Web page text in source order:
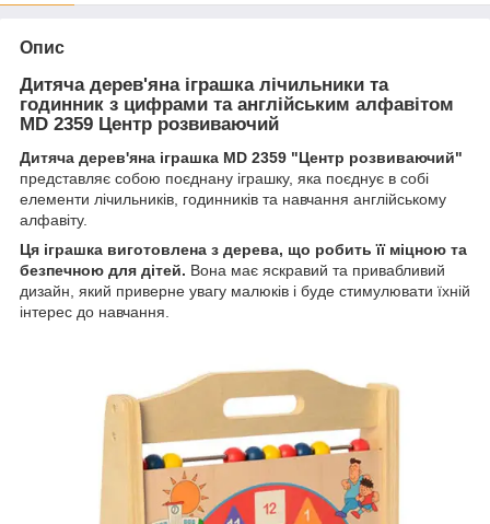
Опис
Дитяча дерев'яна іграшка лічильники та
годинник з цифрами та англійським алфавітом
MD 2359 Центр розвиваючий
Дитяча дерев'яна іграшка MD 2359 "Центр розвиваючий"
представляє собою поєднану іграшку, яка поєднує в собі
елементи лічильників, годинників та навчання англійському
алфавіту.
Ця іграшка виготовлена з дерева, що робить її міцною та
безпечною для дітей. Вона має яскравий та привабливий
дизайн, який приверне увагу малюків і буде стимулювати їхній
інтерес до навчання.